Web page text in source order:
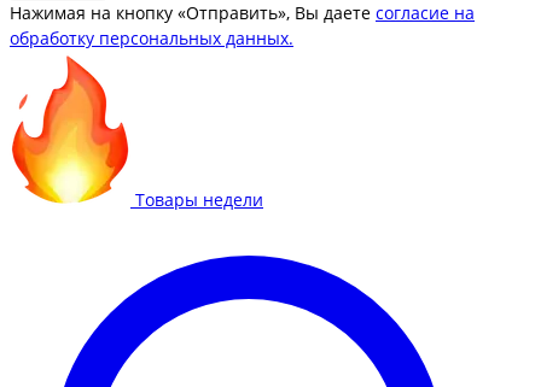
Нажимая на кнопку «Отправить», Вы даете согласие на
обработку персональных данных.
Товары недели